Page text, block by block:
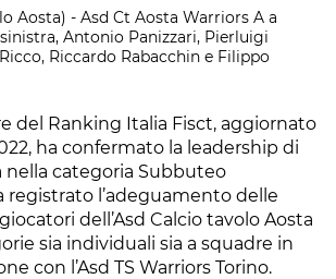
Aosta) - Asd Ct Aosta Warriors A a
Antonio Panizzari, Pierluigi
Riccardo Rabacchin e Filippo
del Ranking Italia Fisct, aggiornato
ha confermato la leadership di
nella categoria Subbuteo
registrato l’adeguamento delle
dell’Asd Calcio tavolo Aosta
sia individuali sia a squadre in
con l’Asd TS Warriors Torino.